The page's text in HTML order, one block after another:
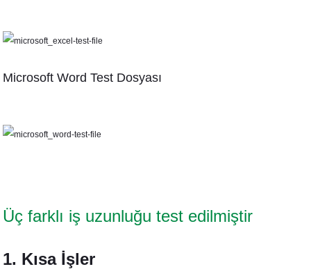
Microsoft Word Test Dosyası
Üç farklı iş uzunluğu test edilmiştir
1. Kısa İşler